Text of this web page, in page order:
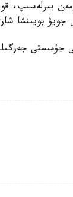
بىرلەسىپ،
بويىنشا
جۇمىستى